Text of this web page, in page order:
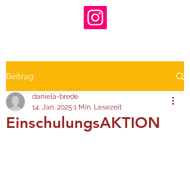
Beitrag
EinschulungsAKTION
daniela-brede
14. Jan. 2025 1 Min. Lesezeit